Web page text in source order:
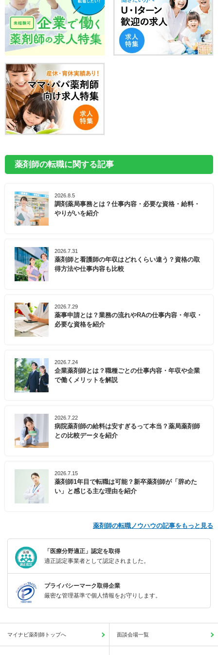
薬剤師の転職に関する記事
2026.8.5
調剤薬局事務とは？仕事内容・必要な資格・給料・
やりがいを紹介
2026.7.31
薬剤師と看護師の年収はどれくらい違う？資格の取
得方法や仕事内容も比較
2026.7.29
薬事申請とは？業務の流れやRAの仕事内容・年収・
必要な資格を紹介
2026.7.24
企業薬剤師とは？職種ごとの仕事内容・年収や企業
で働くメリットを解説
2026.7.22
病院薬剤師の給料は安すぎるって本当？薬局薬剤師
との比較データを紹介
2026.7.15
薬剤師1年目で転職は可能？新卒薬剤師が「辞めた
い」と感じる主な理由を紹介
薬剤師の転職ノウハウの記事をもっと見る
「医療分野適正」認定を取得
適正認定事業者として認定されました。
プライバシーマーク取得企業
厳密な管理基準で個人情報をお守りします。
マイナビ薬剤師トップへ 面談会場一覧